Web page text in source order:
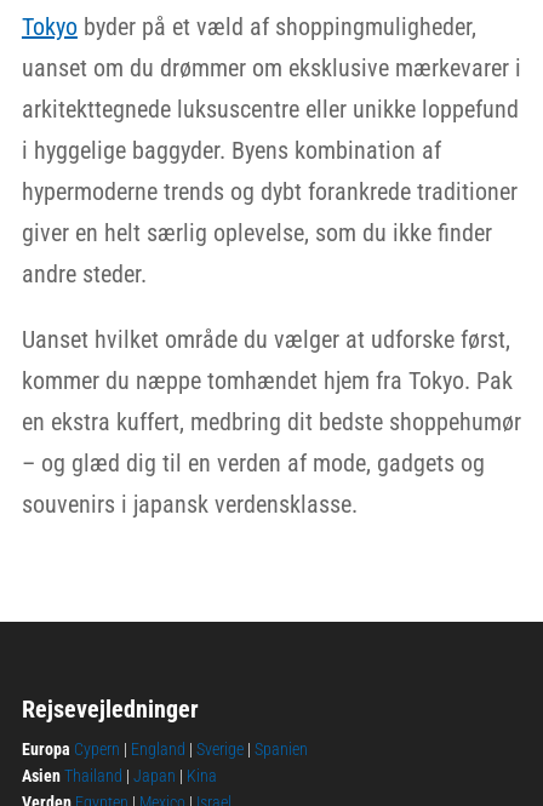
Tokyobyder på et væld af shoppingmuligheder,
uanset om du drømmer om eksklusive mærkevarer i
arkitekttegnede luksuscentre eller unikke loppefund
i hyggelige baggyder. Byens kombination af
hypermoderne trends og dybt forankrede traditioner
giver en helt særlig oplevelse, som du ikke finder
andre steder.
Uanset hvilket område du vælger at udforske først,
kommer du næppe tomhændet hjem fra Tokyo. Pak
en ekstra kuffert, medbring dit bedste shoppehumør
– og glæd dig til en verden af mode, gadgets og
souvenirs i japansk verdensklasse.
Rejsevejledninger
Europa Cypern | England | Sverige| Spanien
AsienThailand | Japan | Kina